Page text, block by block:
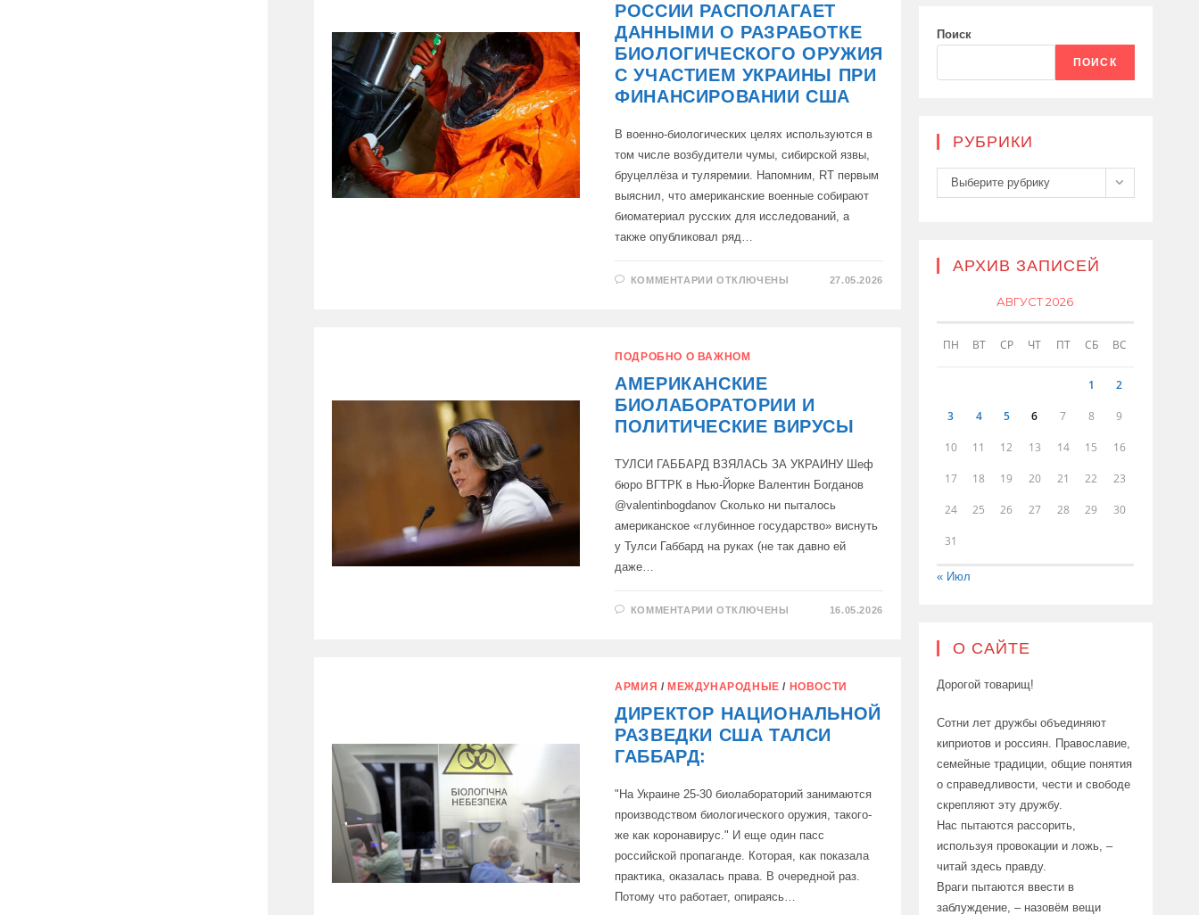
РОССИИ РАСПОЛАГАЕТ
ДАННЫМИ О РАЗРАБОТКЕ
БИОЛОГИЧЕСКОГО ОРУЖИЯ
С УЧАСТИЕМ УКРАИНЫ ПРИ
ФИНАНСИРОВАНИИ США
В военно-биологических целях используются в
том числе возбудители чумы, сибирской язвы,
бруцеллёза и туляремии. Напомним, RT первым
выяснил, что американские военные собирают
биоматериал русских для исследований, а
также опубликовал ряд…
КОММЕНТАРИИ К
О
БИОЛОГИЧЕСКОГО
С
УЧАСТИЕМ
УКРАИНЫ
США
ОТКЛЮЧЕНЫ 27.05.2026
ПОДРОБНО О ВАЖНОМ
АМЕРИКАНСКИЕ
БИОЛАБОРАТОРИИ И
ПОЛИТИЧЕСКИЕ ВИРУСЫ
ТУЛСИ ГАББАРД ВЗЯЛАСЬ ЗА УКРАИНУ Шеф
бюро ВГТРК в Нью-Йорке Валентин Богданов
@valentinbogdanov Сколько ни пыталось
американское «глубинное государство» виснуть
у Тулси Габбард на руках (не так давно ей
даже…
КОММЕНТАРИИ КОТКЛЮЧЕНЫ 16.05.2026
АРМИЯ / МЕЖДУНАРОДНЫЕ / НОВОСТИ
ДИРЕКТОР НАЦИОНАЛЬНОЙ
РАЗВЕДКИ США ТАЛСИ
ГАББАРД:
"На Украине 25-30 биолабораторий занимаются
производством биологического оружия, такого-
же как коронавирус." И еще один пасс
российской пропаганде. Которая, как показала
практика, оказалась права. В очередной раз.
Потому что работает, опираясь…
Поиск
ПОИСК
РУБРИКИ
Рубрики
Выберите рубрику
АРХИВ ЗАПИСЕЙ
АВГУСТ 2026
ПН ВТ СР ЧТ ПТ СБ ВС
1 2
3 4 5 6 7 8 9
10 11 12 13 14 15 16
17 18 19 20 21 22 23
24 25 26 27 28 29 30
31
« Июл
О САЙТЕ
Дорогой товарищ!
Сотни лет дружбы объединяют
киприотов и россиян. Православие,
семейные традиции, общие понятия
о справедливости, чести и свободе
скрепляют эту дружбу.
Нас пытаются рассорить,
используя провокации и ложь, –
читай здесь правду.
Враги пытаются ввести в
заблуждение, – назовём вещи